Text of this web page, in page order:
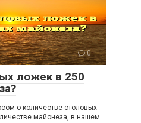
0
ложек в 250
о количестве столовых
майонеза, в нашем